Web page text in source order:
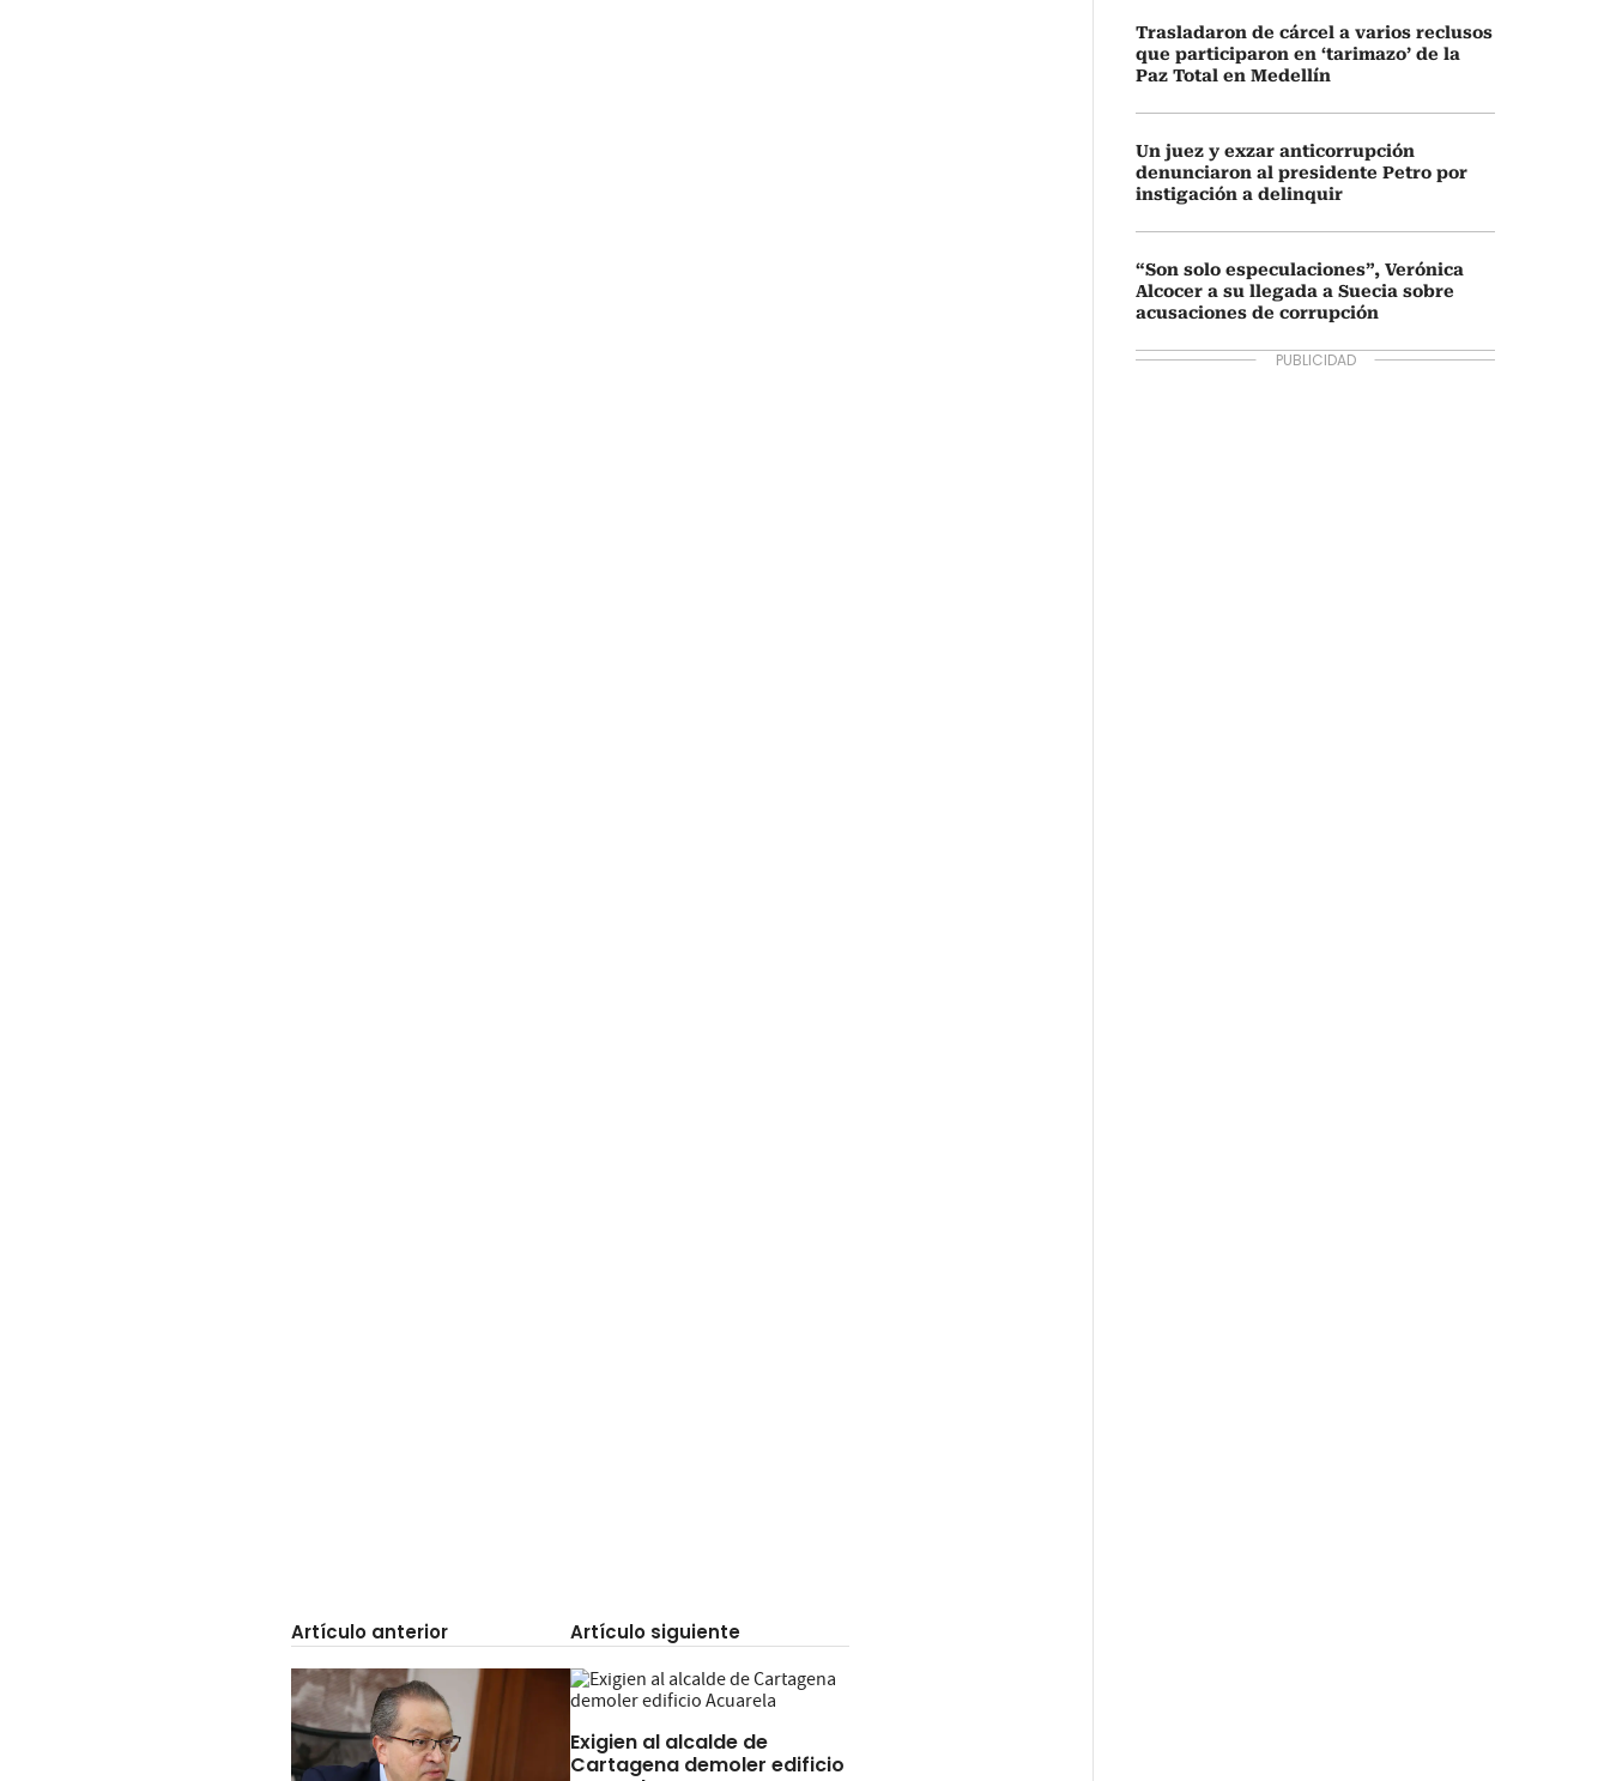
Artículo anterior Artículo siguiente
Exigien al alcalde de
Cartagena demoler edificio
Trasladaron de cárcel a varios reclusos
que participaron en ‘tarimazo’ de la
Paz Total en Medellín
Un juez y exzar anticorrupción
denunciaron al presidente Petro por
instigación a delinquir
“Son solo especulaciones”, Verónica
Alcocer a su llegada a Suecia sobre
acusaciones de corrupción